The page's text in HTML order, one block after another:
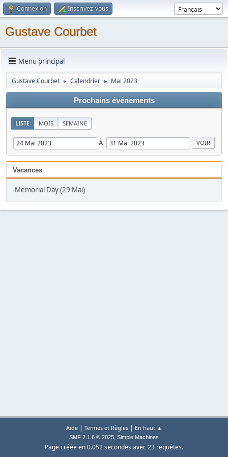
Connexion Inscrivez-vous
Gustave Courbet
Menu principal
Gustave Courbet ► Calendrier ► Mai 2023
Prochains événements
LISTE MOIS SEMAINE
À
Vacances
Memorial Day (29 Mai)
Aide| Termes et Règles| En haut ▲
SMF 2.1.6 © 2025, Simple Machines
Page créée en 0.052 secondes avec 23 requêtes.